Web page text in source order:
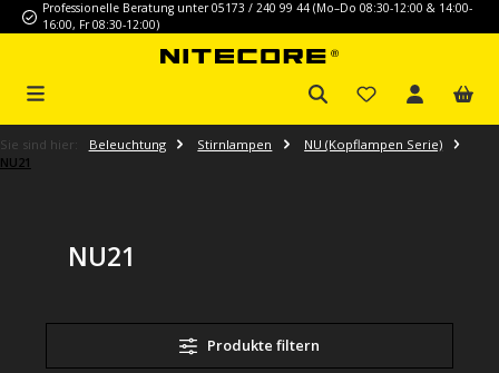
Zum Hauptinhalt springen
Professionelle Beratung unter 05173 / 240 99 44 (Mo–Do 08:30-12:00 & 14:00-
16:00, Fr 08:30-12:00)
Sie sind hier: Beleuchtung Stirnlampen
NU (Kopflampen Serie)
NU21
NU21
Produkte filtern